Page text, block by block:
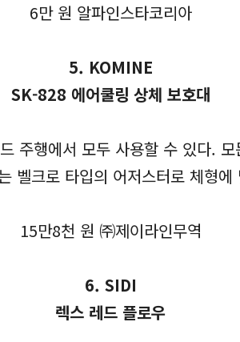
6만 원 알파인스타코리아
5. KOMINE
SK-828 에어쿨링 상체 보호대
주행에서 모두 사용할 수 있다.
벨크로 타입의 어저스터로 체형
15만8천 원 ㈜제이라인무역
6. SIDI
렉스 레드 플로우